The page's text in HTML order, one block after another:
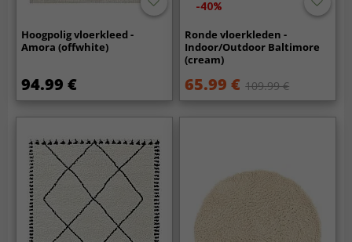
Hoogpolig vloerkleed -
Amora (offwhite)
94.99 €
-40%
Ronde vloerkleden -
Indoor/Outdoor Baltimore
(cream)
65.99 € 109.99 €